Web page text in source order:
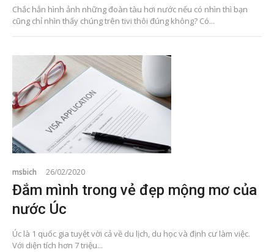
Chắc hẳn hình ảnh những đoàn tàu hơi nước nếu có nhìn thì bạn
cũng chỉ nhìn thấy chúng trên tivi thôi đúng không? Có...
msbich 26/02/2020
Đắm mình trong vẻ đẹp mộng mơ của
nước Úc
Úc là 1 quốc gia tuyệt vời cả về du lịch, du học và định cư làm việc.
Với diện tích hơn 7 triệu...